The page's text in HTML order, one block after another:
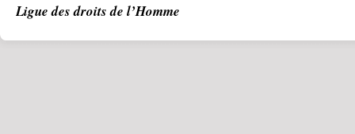
Ligue des droits de l’Homme